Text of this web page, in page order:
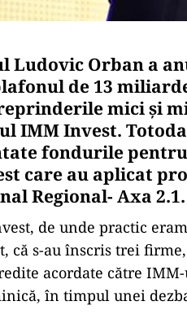
Ludovic Orban a
de 13
mici și
IMM Invest.
fondurile
care au aplicat
Regional- Axa 2.1.
de unde practic
că s-au înscris trei
acordate către
în timpul unei